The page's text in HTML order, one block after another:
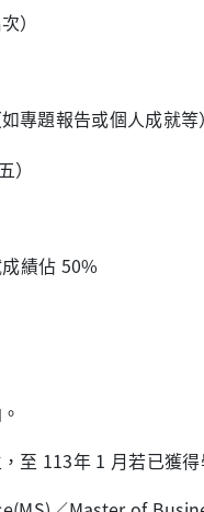
）
專題報告或個人成就等
績佔 50%
至 113年 1 月若已獲